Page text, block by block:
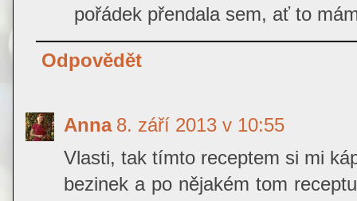
pořádek přendala sem, ať to
Odpovědět
Anna 8. září 2013 v 10:55
Vlasti, tak tímto receptem si mi
bezinek a po nějakém tom